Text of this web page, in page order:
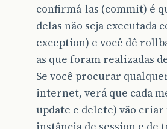
confirmá-las (commit) é
delas não seja executada
exception) e você dê
as que foram realizadas
Se você procurar
internet, verá que cada
update e delete) vão criar